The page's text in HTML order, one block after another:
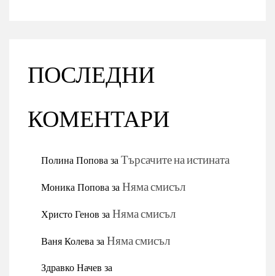
ПОСЛЕДНИ
КОМЕНТАРИ
Полина ПоповазаТърсачите на истината
Моника ПоповазаНяма смисъл
Христо ГеновзаНяма смисъл
Ваня КолевазаНяма смисъл
Здравко Начевза